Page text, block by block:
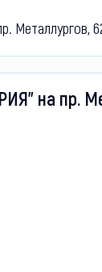
Металлургов,
на пр.